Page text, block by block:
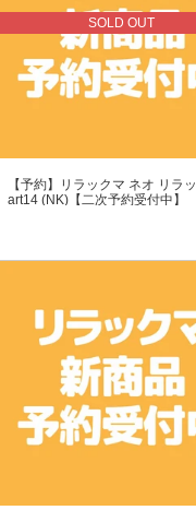
SOLD OUT
【予約】リラックマ ネオ リラ
art14 (NK)【二次予約受付中】